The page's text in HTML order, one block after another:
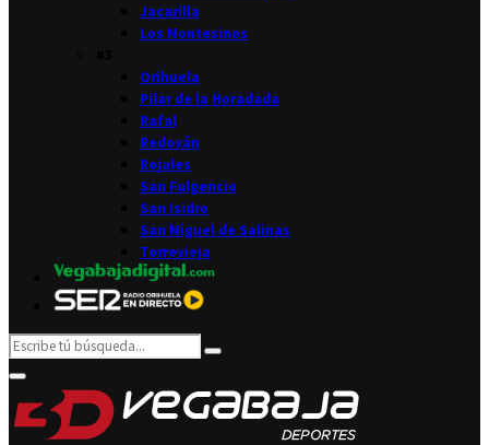
Jacarilla
Los Montesinos
Orihuela
Pilar de la Horadada
Rafal
Redován
Rojales
San Fulgencio
San Isidro
San Miguel de Salinas
Torrevieja
Search
for:
Search
Primary
Menu